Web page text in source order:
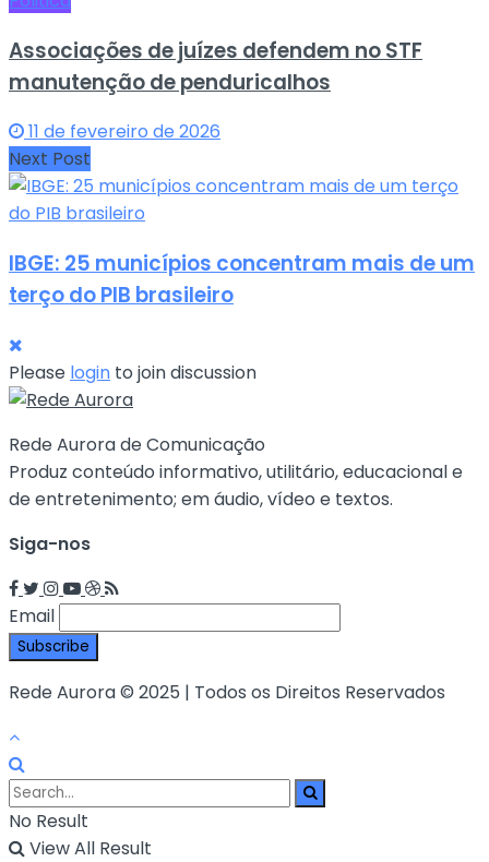
Associações de juízes defendem no STF
manutenção de penduricalhos
11 de fevereiro de 2026
Next Post
IBGE: 25 municípios concentram mais de um
terço do PIB brasileiro
Please login to join discussion
Rede Aurora de Comunicação
Produz conteúdo informativo, utilitário, educacional e
de entretenimento; em áudio, vídeo e textos.
Siga-nos
Email
Rede Aurora © 2025 | Todos os Direitos Reservados
No Result
View All Result